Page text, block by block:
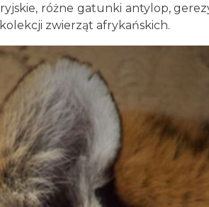
różne gatunki antylop,
zwierząt afrykańskich.